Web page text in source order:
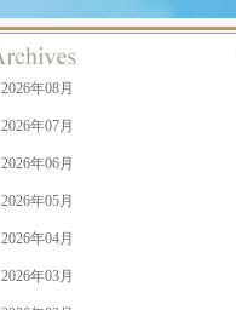
2026年08月
2026年07月
2026年06月
2026年05月
2026年04月
2026年03月